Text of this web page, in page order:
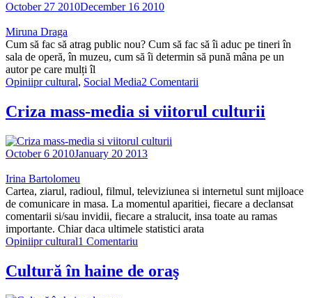
October 27 2010December 16 2010
Miruna Draga
Cum să fac să atrag public nou? Cum să fac să îi aduc pe tineri în
sala de operă, în muzeu, cum să îi determin să pună mâna pe un
autor pe care mulți îl
Opiniipr cultural, Social Media2 Comentarii
Criza mass-media si viitorul culturii
October 6 2010January 20 2013
Irina Bartolomeu
Cartea, ziarul, radioul, filmul, televiziunea si internetul sunt mijloace
de comunicare in masa. La momentul aparitiei, fiecare a declansat
comentarii si/sau invidii, fiecare a stralucit, insa toate au ramas
importante. Chiar daca ultimele statistici arata
Opiniipr cultural1 Comentariu
Cultură în haine de oraş